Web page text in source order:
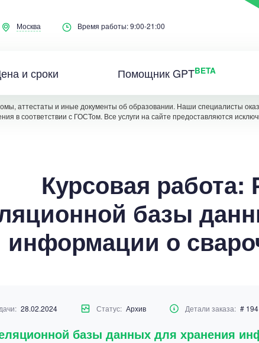
Москва Время работы: 9:00-21:00
и сроки Помощник GPTBETA
аттестаты и иные документы об образовании. Наши специалисты
в соответствии с ГОСТом. Все услуги на сайте предоставляются
Курсовая работа:
базы
информации о
28.02.2024 Статус: Архив Детали заказа: #
базы данных для хранения